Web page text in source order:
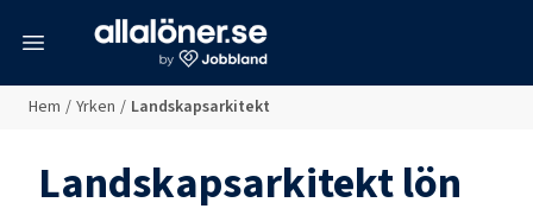
Hem / Yrken / Landskapsarkitekt
Landskapsarkitektlön